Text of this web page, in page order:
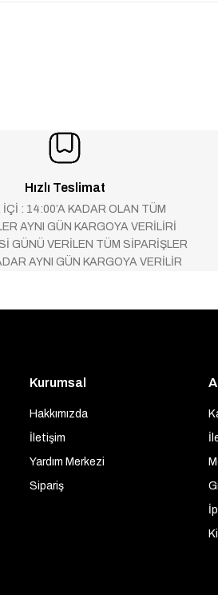
Hızlı Teslimat
İÇİ : 14:00’A KADAR OLAN TÜM
AYNI GÜN KARGOYA VERİLİRİ
GÜNÜ VERİLEN TÜM SİPARİŞLER
AYNI GÜN KARGOYA VERİLİR
Kurumsal
Hakkımızda
İletişim
Yardım Merkezi
Sipariş